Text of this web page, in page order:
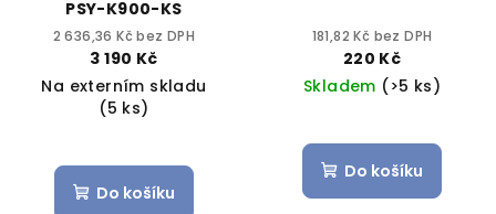
PSY-K900-KS
2 636,36 Kč bez DPH
3 190 Kč
Na externím skladu
(5 ks)
Do košíku
181,82 Kč bez DPH
220 Kč
Skladem (>5 ks)
Do košíku